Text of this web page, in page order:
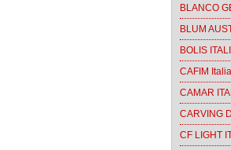
BLANCO
BLUM
BOLIS
CAFIM Italia
CAMAR
CARVING
CF LIGHT